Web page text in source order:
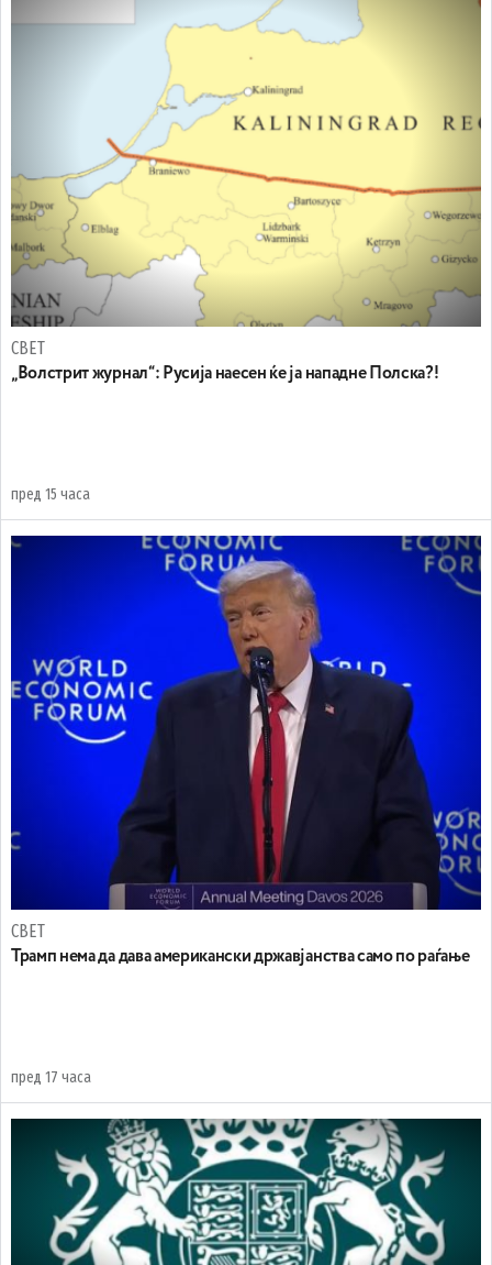
СВЕТ
„Волстрит журнал“: Русија наесен ќе ја нападне Полска?!
пред 15 часа
СВЕТ
Трамп нема да дава американски државјанства само по раѓање
пред 17 часа